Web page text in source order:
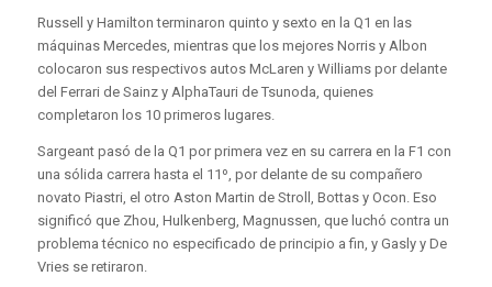
Russell y Hamilton terminaron quinto y sexto en la Q1 en las
máquinas Mercedes, mientras que los mejores Norris y Albon
colocaron sus respectivos autos McLaren y Williams por delante
del Ferrari de Sainz y AlphaTauri de Tsunoda, quienes
completaron los 10 primeros lugares.
Sargeant pasó de la Q1 por primera vez en su carrera en la F1 con
una sólida carrera hasta el 11º, por delante de su compañero
novato Piastri, el otro Aston Martin de Stroll, Bottas y Ocon. Eso
significó que Zhou, Hulkenberg, Magnussen, que luchó contra un
problema técnico no especificado de principio a fin, y Gasly y De
Vries se retiraron.